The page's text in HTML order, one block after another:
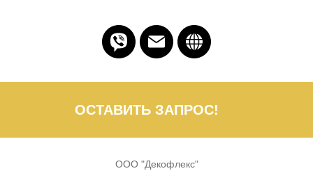
ОСТАВИТЬ ЗАПРОС!
ООО "Декофлекс"